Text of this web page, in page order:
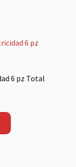
6 pz Total